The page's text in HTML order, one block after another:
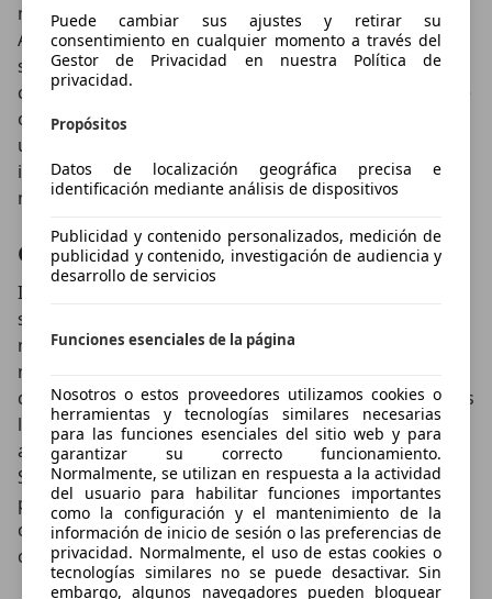
Puede cambiar sus ajustes y retirar su
consentimiento en cualquier momento a través del
Gestor de Privacidad en nuestra Política de
privacidad.
Propósitos
Datos de localización geográfica precisa e
identificación mediante análisis de dispositivos
Publicidad y contenido personalizados, medición de
publicidad y contenido, investigación de audiencia y
desarrollo de servicios
Funciones esenciales de la página
Nosotros o estos proveedores utilizamos cookies o
herramientas y tecnologías similares necesarias
para las funciones esenciales del sitio web y para
garantizar su correcto funcionamiento.
Normalmente, se utilizan en respuesta a la actividad
del usuario para habilitar funciones importantes
como la configuración y el mantenimiento de la
información de inicio de sesión o las preferencias de
privacidad. Normalmente, el uso de estas cookies o
tecnologías similares no se puede desactivar. Sin
embargo, algunos navegadores pueden bloquear
notarán un aumento considerable de la calidad.
Además de los materiales blandos en todo el
salpicadero, destaca el montaje de una pantalla
central de 10,25 pulgadas en formato panorámico que
ofrece un funcionamiento ultra-intuitivo. Disponible
únicamente en los acabados más altos (de serie
incorpora una de 7), incluye una de las grandes
novedades del e-Soul: el sistema UVO.
Conectado al futuro
Implantado por primera vez en un KIA (el siguiente
será el XCeed) utiliza su propia tarjeta SIM para
recabar y actualizar información en tiempo real
relativa al tráfico, previsiones meteorológicas, puntos
de interés y precios del combustible, así como posibles
lugares de estacionamiento, en la calle o en
aparcamientos, su precio, ubicación y disponibilidad.
Soluciones a las que se suma, en este e-Soul,
proporcionar información sobre las estaciones de
carga: situación, disponibilidad y compatibilidad de la
conexión.